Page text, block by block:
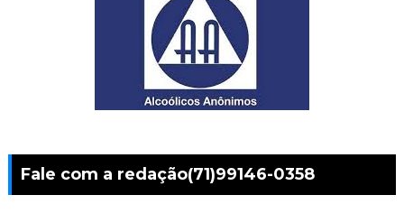
Fale com a redação(71)99146-0358